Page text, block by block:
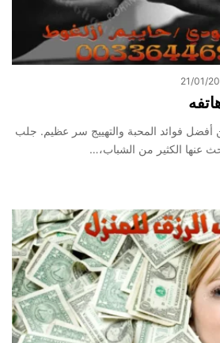
21/01/
فوائد المحبة والتهييج سر عظيم. جلب
عنها الكثير من الشباب،…